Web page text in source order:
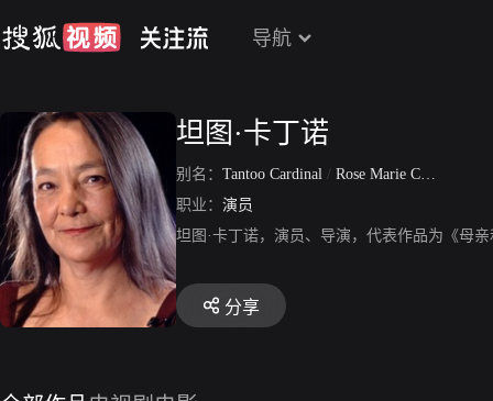
导航
坦图·卡丁诺
别名： Tantoo Cardinal / Rose Marie Cardinal
职业： 演员
坦图·卡丁诺，演员、导演，代表作品为《母
分享